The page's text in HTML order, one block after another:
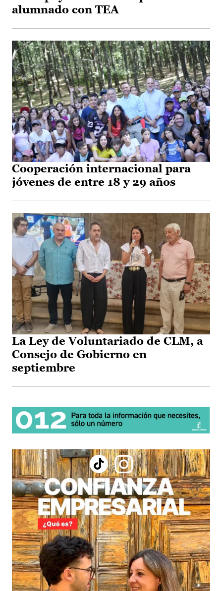
alumnado con TEA
Cooperación internacional para
jóvenes de entre 18 y 29 años
La Ley de Voluntariado de CLM, a
Consejo de Gobierno en
septiembre